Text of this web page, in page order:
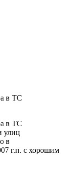
в ТС
в ТС
улиц
в
г.п. с хорошим